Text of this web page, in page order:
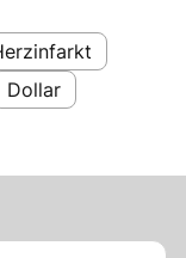
Dollar